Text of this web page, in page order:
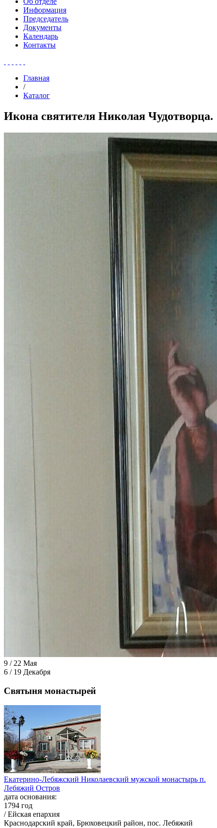
Информация
Председатель
Документы
Календарь
Контакты
Главная
/
Каталог
Икона святителя Николая Чудотворца.
9 / 22 Мая
6 / 19 Декабря
Святыня монастырей
Екатерино-Лебяжский Николаевский мужской монастырь п.
Лебяжий Остров
дата основания:
1794 год
/ Ейская епархия
Краснодарский край, Брюховецкий район, пос. Лебяжий